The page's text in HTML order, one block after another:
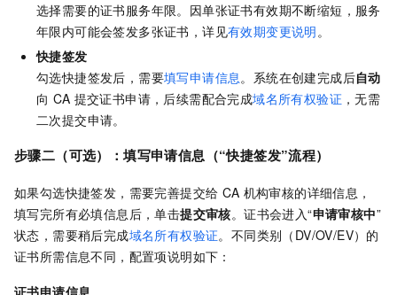
选择需要的证书服务年限。因单张证书有效期不断缩短，服务
年限内可能会签发多张证书，详见有效期变更说明。
快捷签发
勾选快捷签发后，需要填写申请信息。系统在创建完成后自动
向 CA 提交证书申请，后续需配合完成域名所有权验证 ，无需
二次提交申请。
步骤二（可选）：填写申请信息（“快捷签发”流程）
如果勾选快捷签发，需要完善提交给 CA 机构审核的详细信息，
填写完所有必填信息后，单击提交审核。证书会进入“申请审核中”
状态，需要稍后完成域名所有权验证。不同类别（DV/OV/EV）的
证书所需信息不同，配置项说明如下：